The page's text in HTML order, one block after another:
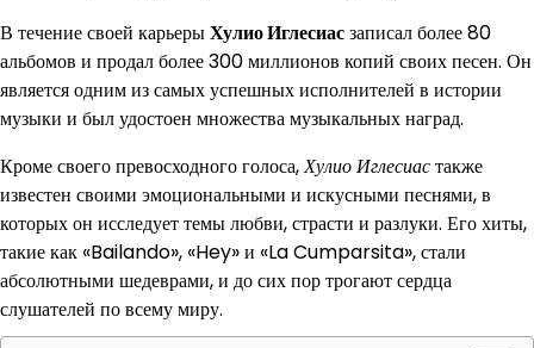
В течение своей карьерыХулио Иглесиасзаписал более 80
альбомов и продал более 300 миллионов копий своих песен. Он
является одним из самых успешных исполнителей в истории
музыки и был удостоен множества музыкальных наград.
Кроме своего превосходного голоса,Хулио Иглесиастакже
известен своими эмоциональными и искусными песнями, в
которых он исследует темы любви, страсти и разлуки. Его хиты,
такие как «Bailando», «Hey» и «La Cumparsita», стали
абсолютными шедеврами, и до сих пор трогают сердца
слушателей по всему миру.